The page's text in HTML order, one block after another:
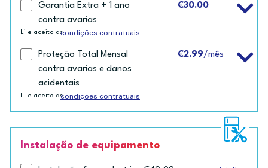
Garantia Extra + 1 ano
contra avarias
€30.00
Li e aceito ascondições contratuais
Proteção Total Mensal
contra avarias e danos
acidentais
€2.99/mês
Li e aceito ascondições contratuais
Instalação de equipamento